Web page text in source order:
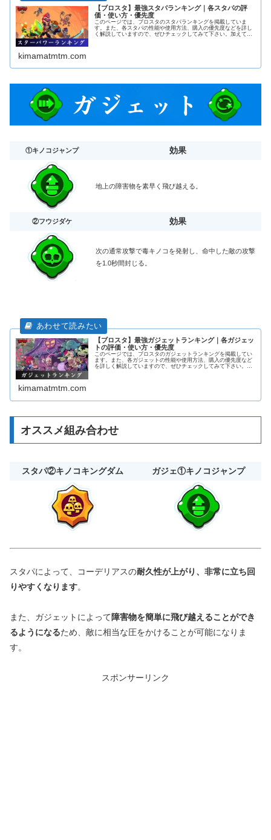
【ブロスタ】最強スタパランキング｜各スタパの評
価・使い方・優先度
このページでは、ブロスタのスタパランキングを掲載していま
す。また、各スタパの性能や使用方法、購入の優先度などを詳し
く解説していますので、ぜひチェックしてみて下さい。加えて、
kimamatmtm.com
①キノコジャンプ 効果
地上の障害物を素早く飛び越える。
②フウジダケ 効果
次の通常攻撃で毒キノコを発射し、命中した敵の攻撃
を1.0秒間封じる。
【ブロスタ】最強ガジェットランキング｜各ガジェッ
トの評価・使い方・優先度
このページでは、ブロスタのガジェットランキングを掲載してい
ます。また、各ガジェットの性能や使用方法、購入の優先度など
を詳しく解説していますので、ぜひチェックしてみて下さい。加
kimamatmtm.com
オススメ組み合わせ
スタパ②キノコキングダム ガジェ①キノコジャンプ
スタパによって、コーデリアスの耐久性が上がり、非常に立ち回
りやすくなります。
また、ガジェットによって障害物を簡単に飛び越えることができ
るようになるため、敵に相当な圧をかけることが可能になりま
す。
スポンサーリンク